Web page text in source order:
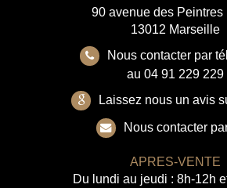
90 avenue des Peintres
13012 Marseille
Nous contacter par
au 04 91 229 229
Laissez nous un avis
Nous contacter
APRES-VENTE
Du lundi au jeudi : 8h-12h